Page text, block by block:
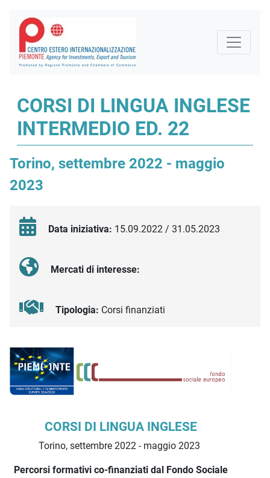
CORSI DI LINGUA INGLESE
INTERMEDIO ED. 22
Torino, settembre 2022 - maggio
2023
Data iniziativa: 15.09.2022 / 31.05.2023
Mercati di interesse:
Tipologia: Corsi finanziati
Descrizione iniziativa
CORSI DI LINGUA INGLESE
Torino, settembre 2022 - maggio 2023
Percorsi formativi co-finanziati dal Fondo Sociale